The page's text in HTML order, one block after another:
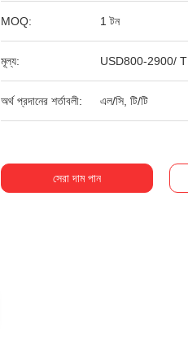
MOQ: 1 টন
মূল্য: USD800-2900/ T
অর্থ প্রদানের শর্তাবলী: এল/সি, টি/টি
সেরা দাম পান